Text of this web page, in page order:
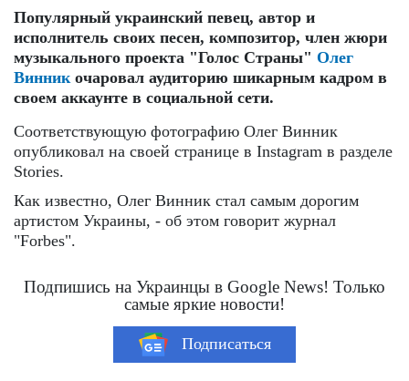
Популярный украинский певец, автор и
исполнитель своих песен, композитор, член жюри
музыкального проекта "Голос Страны" Олег
Винник очаровал аудиторию шикарным кадром в
своем аккаунте в социальной сети.
Соответствующую фотографию Олег Винник
опубликовал на своей странице в Instagram в разделе
Stories.
Как известно, Олег Винник стал самым дорогим
артистом Украины, - об этом говорит журнал
"Forbes".
Подпишись на Украинцы в Google News! Только
самые яркие новости!
Подписаться